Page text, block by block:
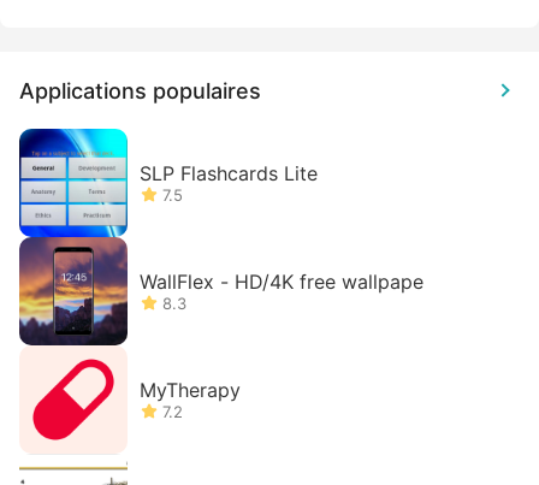
Applications populaires
SLP Flashcards Lite
7.5
WallFlex - HD/4K free wallpape
8.3
MyTherapy
7.2